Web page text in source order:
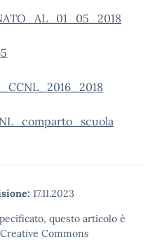
17.11.2023
questo articolo è
Commons